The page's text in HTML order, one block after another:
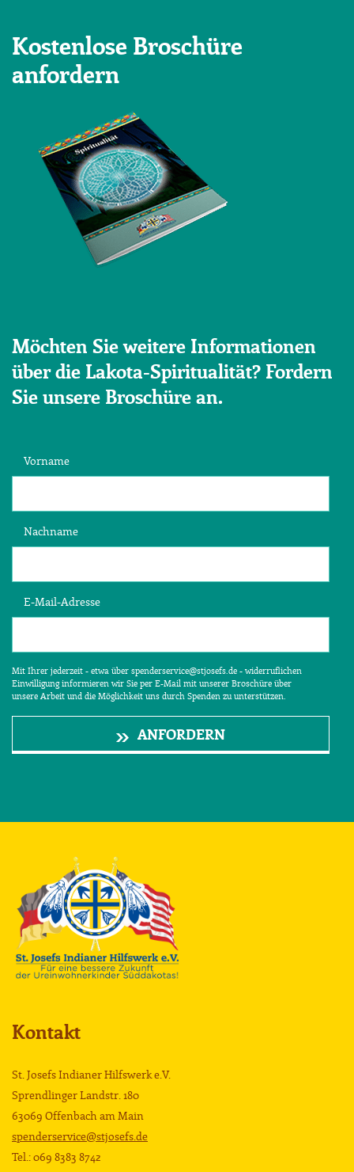
Kostenlose Broschüre
anfordern
Möchten Sie weitere Informationen
über die Lakota-Spiritualität? Fordern
Sie unsere Broschüre an.
Vorname
Nachname
E-Mail-Adresse
Mit Ihrer jederzeit - etwa über spenderservice@stjosefs.de - widerruflichen
Einwilligung informieren wir Sie per E-Mail mit unserer Broschüre über
unsere Arbeit und die Möglichkeit uns durch Spenden zu unterstützen.
ANFORDERN
Kontakt
St. Josefs Indianer Hilfswerk e.V.
Sprendlinger Landstr. 180
63069 Offenbach am Main
spenderservice@stjosefs.de
Tel.: 069 8383 8742